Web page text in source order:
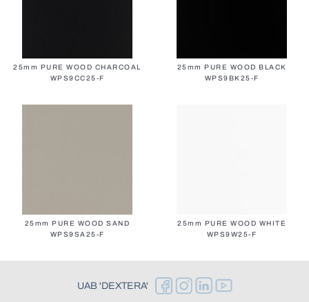
25mm PURE WOOD CHARCOAL
WPS9CC25-F
25mm PURE WOOD BLACK
WPS9BK25-F
25mm PURE WOOD SAND
WPS9SA25-F
25mm PURE WOOD WHITE
WPS9W25-F
UAB 'DEXTERA'